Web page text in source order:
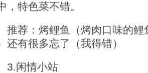
，特色菜不错。
荐：烤鲤鱼（烤肉口味的鲤
还有很多忘了（我得错）
闲情小站